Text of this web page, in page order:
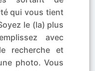
qui vous tient
le (la) plus
avec
recherche et
photo. Vous